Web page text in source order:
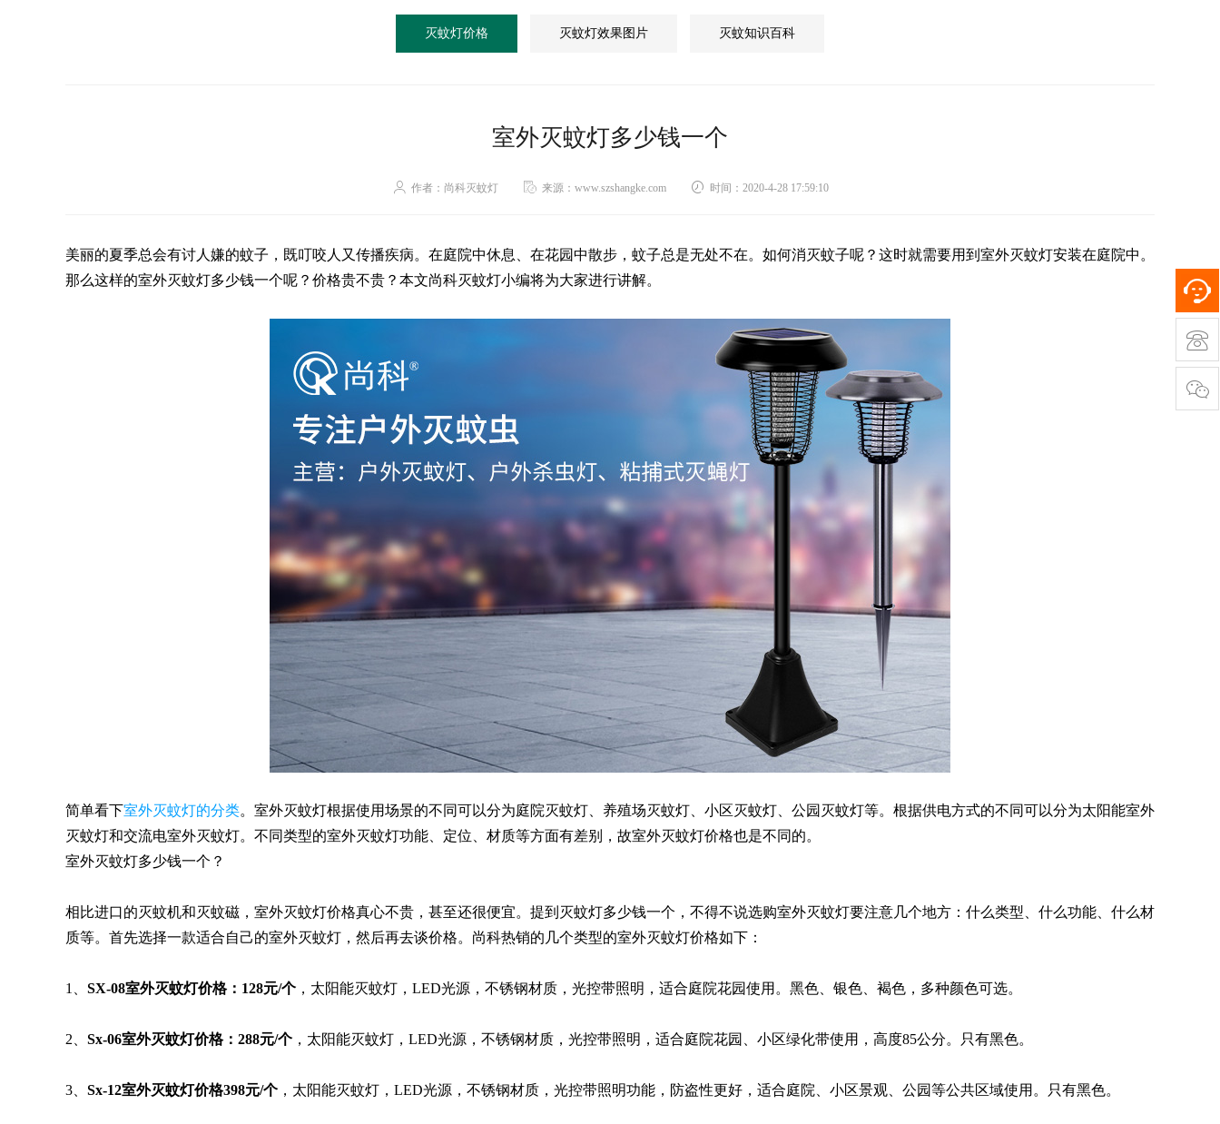
灭蚊灯价格 灭蚊灯效果图片 灭蚊知识百科
室外灭蚊灯多少钱一个
作者：尚科灭蚊灯 来源：www.szshangke.com 时间：2020-4-28 17:59:10
美丽的夏季总会有讨人嫌的蚊子，既叮咬人又传播疾病。在庭院中休息、在花园中散步，蚊子总是无处不在。如何消灭蚊子呢？这时就需要用到室外灭蚊灯安装在庭院中。
那么这样的室外灭蚊灯多少钱一个呢？价格贵不贵？本文尚科灭蚊灯小编将为大家进行讲解。
简单看下室外灭蚊灯的分类。室外灭蚊灯根据使用场景的不同可以分为庭院灭蚊灯、养殖场灭蚊灯、小区灭蚊灯、公园灭蚊灯等。根据供电方式的不同可以分为太阳能室外
灭蚊灯和交流电室外灭蚊灯。不同类型的室外灭蚊灯功能、定位、材质等方面有差别，故室外灭蚊灯价格也是不同的。
室外灭蚊灯多少钱一个？
相比进口的灭蚊机和灭蚊磁，室外灭蚊灯价格真心不贵，甚至还很便宜。提到灭蚊灯多少钱一个，不得不说选购室外灭蚊灯要注意几个地方：什么类型、什么功能、什么材
质等。首先选择一款适合自己的室外灭蚊灯，然后再去谈价格。尚科热销的几个类型的室外灭蚊灯价格如下：
1、 SX-08室外灭蚊灯价格：128元/个 ，太阳能灭蚊灯，LED光源，不锈钢材质，光控带照明，适合庭院花园使用。黑色、银色、褐色，多种颜色可选。
2、 Sx-06室外灭蚊灯价格：288元/个 ，太阳能灭蚊灯，LED光源，不锈钢材质，光控带照明，适合庭院花园、小区绿化带使用，高度85公分。只有黑色。
3、 Sx-12室外灭蚊灯价格398元/个 ，太阳能灭蚊灯，LED光源，不锈钢材质，光控带照明功能，防盗性更好，适合庭院、小区景观、公园等公共区域使用。只有黑色。